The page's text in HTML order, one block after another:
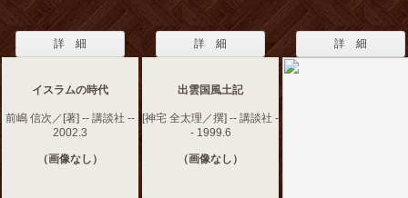
詳 細
イスラムの時代
前嶋 信次／[著] -- 講談社 --
2002.3
（画像なし）
詳 細
出雲国風土記
[神宅 全太理／撰] -- 講談社 -
- 1999.6
（画像なし）
詳 細